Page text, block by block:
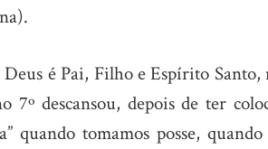
é Pai, Filho e Espírito Santo,
7º descansou, depois de ter
quando tomamos posse,